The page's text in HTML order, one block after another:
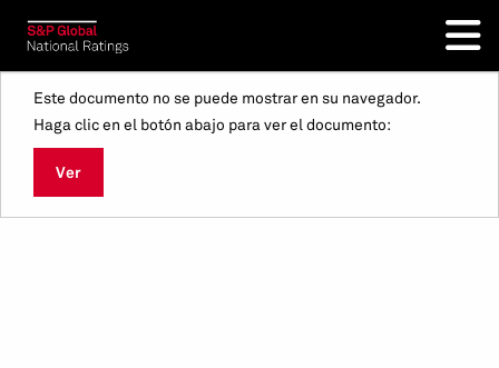
Este documento no se puede mostrar en su navegador.
Haga clic en el botón abajo para ver el documento:
Ver